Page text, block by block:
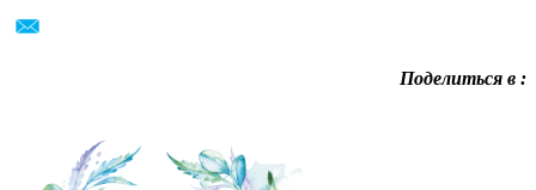
Поделиться в :